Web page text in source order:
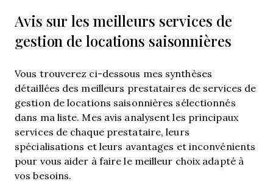
Avis sur les meilleurs services de
gestion de locations saisonnières
Vous trouverez ci-dessous mes synthèses
détaillées des meilleurs prestataires de services de
gestion de locations saisonnières sélectionnés
dans ma liste. Mes avis analysent les principaux
services de chaque prestataire, leurs
spécialisations et leurs avantages et inconvénients
pour vous aider à faire le meilleur choix adapté à
vos besoins.